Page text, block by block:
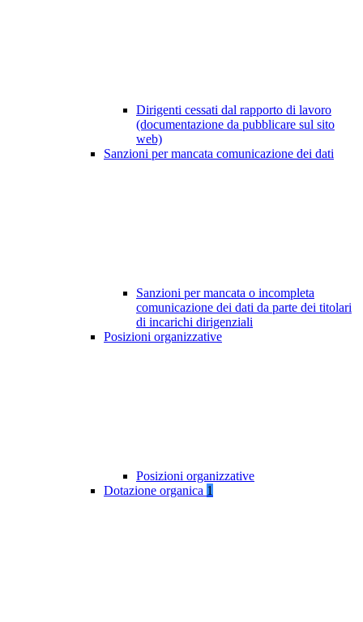
Dirigenti cessati dal rapporto di lavoro
(documentazione da pubblicare sul sito
web)
Sanzioni per mancata comunicazione dei dati
Sanzioni per mancata o incompleta
comunicazione dei dati da parte dei titolari
di incarichi dirigenziali
Posizioni organizzative
Posizioni organizzative
Dotazione organica 1